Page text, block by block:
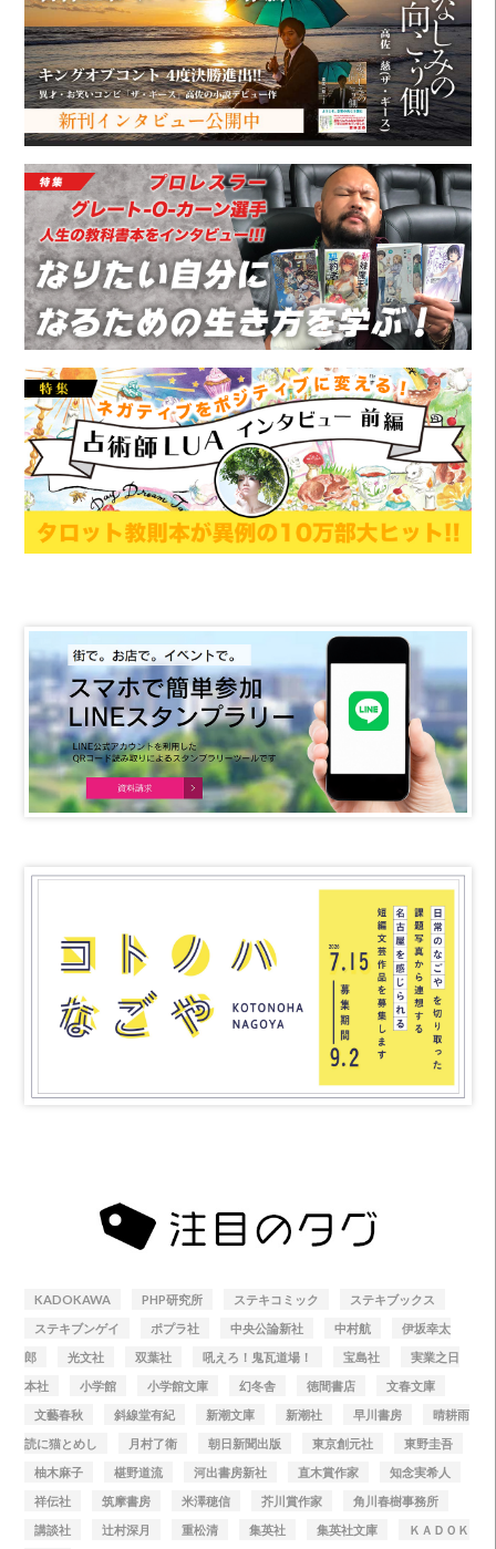
KADOKAWA PHP研究所 ステキコミック
ステキブックス
ステキブンゲイ
ポプラ社 中央公論新社 中村航
伊坂幸太
郎
光文社 双葉社 吼えろ！鬼瓦道場！ 宝島社
実業之日
本社
小学館 小学館文庫 幻冬舎 徳間書店
文春文庫
文藝春秋
斜線堂有紀 新潮文庫 新潮社 早川書房
晴耕雨
読に猫とめし
月村了衛 朝日新聞出版 東京創元社
東野圭吾
柚木麻子
椹野道流 河出書房新社 直木賞作家
知念実希人
祥伝社
筑摩書房 米澤穂信 芥川賞作家
角川春樹事務所
講談社
辻村深月 重松清 集英社 集英社文庫 ＫＡＤＯＫ